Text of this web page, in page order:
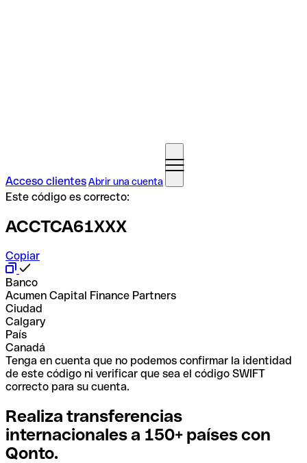
Acceso clientesAbrir una cuenta
Este código es correcto:
ACCTCA61XXX
Copiar
Banco
Acumen Capital Finance Partners
Ciudad
Calgary
País
Canadá
Tenga en cuenta que no podemos confirmar la identidad
de este código ni verificar que sea el código SWIFT
correcto para su cuenta.
Realiza transferencias
internacionales a 150+ países con
Qonto.